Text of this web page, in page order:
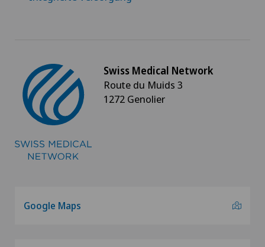
Dickdarmchirurgie
Dünndarmchirurgie
Einzelcoaching / Typberatung
Ellbogenchirurgie
Swiss Medical Network
Route du Muids 3
1272 Genolier
Google Maps